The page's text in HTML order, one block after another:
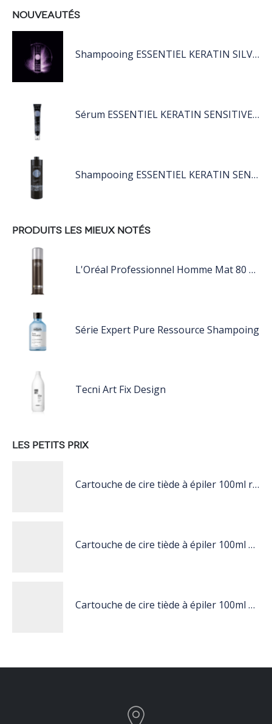
NOUVEAUTÉS
Shampooing ESSENTIEL KERATIN SILVER 250ML
Sérum ESSENTIEL KERATIN SENSITIVE 40 ML
Shampooing ESSENTIEL KERATIN SENSITIVE 1L
PRODUITS LES MIEUX NOTÉS
L'Oréal Professionnel Homme Mat 80 ML
Série Expert Pure Ressource Shampoing
Tecni Art Fix Design
LES PETITS PRIX
Cartouche de cire tiède à épiler 100ml rose
Cartouche de cire tiède à épiler 100ml blanc
Cartouche de cire tiède à épiler 100ml nacré